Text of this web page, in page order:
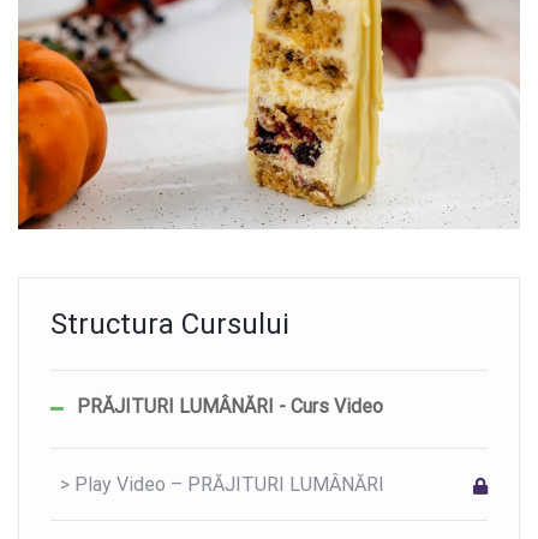
Structura Cursului
PRĂJITURI LUMÂNĂRI - Curs Video
> Play Video – PRĂJITURI LUMÂNĂRI